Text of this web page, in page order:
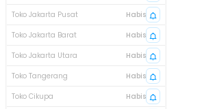
Toko Jakarta Pusat
Habis
Toko Jakarta Barat
Habis
Toko Jakarta Utara
Habis
Toko Tangerang
Habis
Toko Cikupa
Habis